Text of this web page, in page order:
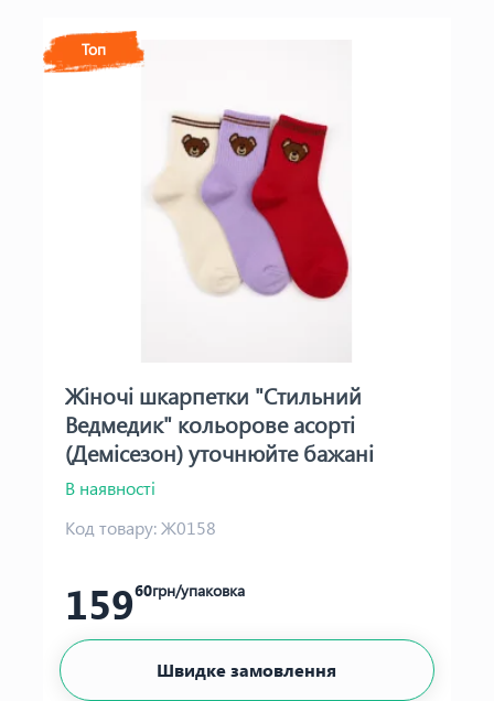
Топ
Жіночі шкарпетки "Стильний
Ведмедик" кольорове асорті
(Демісезон) уточнюйте бажані
кольори
В наявності
Код товару:Ж0158
15960грн/упаковка
Швидке замовлення